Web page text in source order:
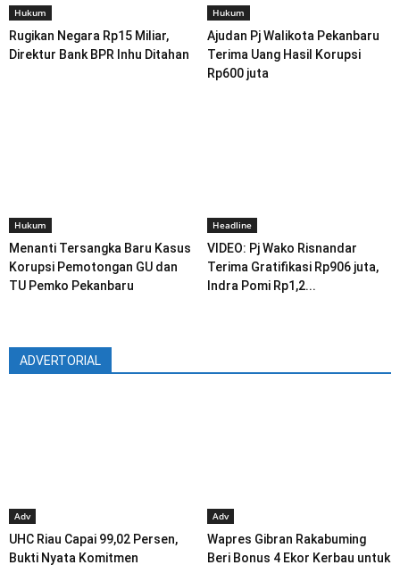
Hukum
Rugikan Negara Rp15 Miliar,
Direktur Bank BPR Inhu Ditahan
Hukum
Ajudan Pj Walikota Pekanbaru
Terima Uang Hasil Korupsi
Rp600 juta
Hukum
Menanti Tersangka Baru Kasus
Korupsi Pemotongan GU dan
TU Pemko Pekanbaru
Headline
VIDEO: Pj Wako Risnandar
Terima Gratifikasi Rp906 juta,
Indra Pomi Rp1,2...
ADVERTORIAL
Adv
UHC Riau Capai 99,02 Persen,
Bukti Nyata Komitmen
Adv
Wapres Gibran Rakabuming
Beri Bonus 4 Ekor Kerbau untuk